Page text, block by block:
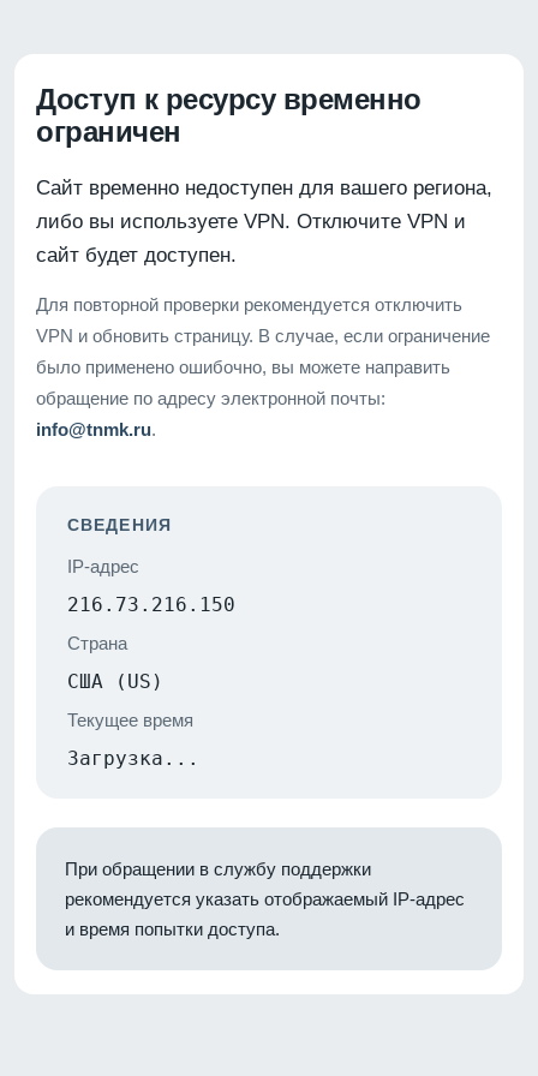
Доступ к ресурсу временно
ограничен
Сайт временно недоступен для вашего региона,
либо вы используете VPN. Отключите VPN и
сайт будет доступен.
Для повторной проверки рекомендуется отключить
VPN и обновить страницу. В случае, если ограничение
было применено ошибочно, вы можете направить
обращение по адресу электронной почты:
info@tnmk.ru.
СВЕДЕНИЯ
IP-адрес
216.73.216.150
Страна
США (US)
Текущее время
Загрузка...
При обращении в службу поддержки
рекомендуется указать отображаемый IP-адрес
и время попытки доступа.